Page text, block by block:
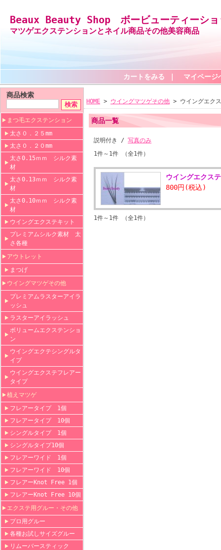
Beaux Beauty Shop ボービューティーショ
マツゲエクステンションとネイル商品その他美容商品
カートをみる マイページ
商品検索
まつ毛エクステンション
太さ０．２５mm
太さ０．２０mm
太さ0.15ｍｍ シルク素
材
太さ0.13ｍｍ シルク素
材
太さ0.10ｍｍ シルク素
材
ウイングエクステキット
プレミアムシルク素材 太
さ各種
アウトレット
まつげ
ウイングマツゲその他
プレミアムラスターアイラ
ッシュ
ラスターアイラッシュ
ボリュームエクステンショ
ン
ウイングエクテシングルタ
イプ
ウイングエクステフレアー
タイプ
植えマツゲ
フレアータイプ 1個
フレアータイプ 10個
シングルタイプ 1個
シングルタイプ10個
フレアーワイド 1個
フレアーワイド 10個
フレアーKnot Free 1個
フレアーKnot Free 10個
エクステ用グルー・その他
プロ用グルー
各種お試しサイズグルー
リムーバースティック
HOME > ウイングマツゲその他 > ウイングエク
商品一覧
説明付き / 写真のみ
1件～1件 （全1件）
ウイングエクス
800円(税込)
1件～1件 （全1件）